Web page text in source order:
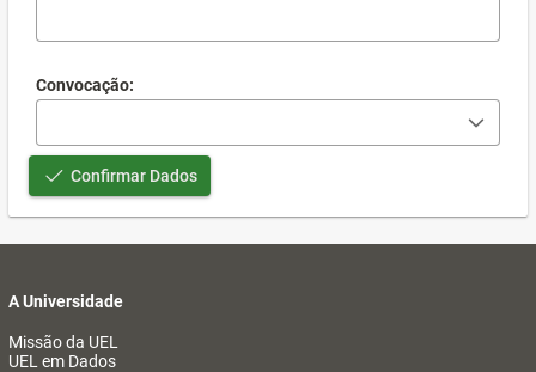
Convocação:
Confirmar Dados
A Universidade
Missão da UEL
UEL em Dados